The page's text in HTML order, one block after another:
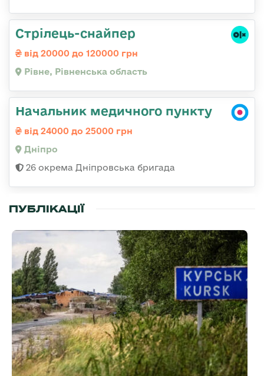
Стрілець-снайпер
від 20000 до 120000 грн
Рівне, Рівненська область
Начальник медичного пункту
від 24000 до 25000 грн
Дніпро
26 окрема Дніпровська бригада
ПУБЛІКАЦІЇ